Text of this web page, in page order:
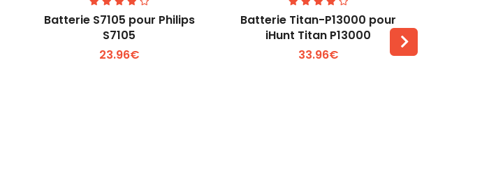
Voir plus +
Batterie S7105 pour Philips
S7105
23.96€
Voir plus +
Batterie Titan-P13000 pour
iHunt Titan P13000
33.96€